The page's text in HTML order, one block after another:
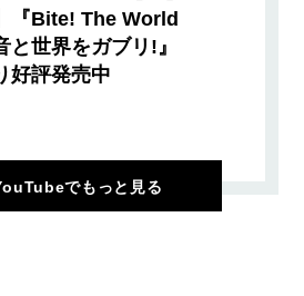
『Bite! The World
と世界をガブリ!』
好評発売中
でもっと見る